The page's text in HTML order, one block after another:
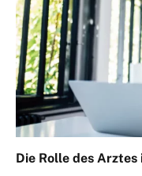
Die Rolle des